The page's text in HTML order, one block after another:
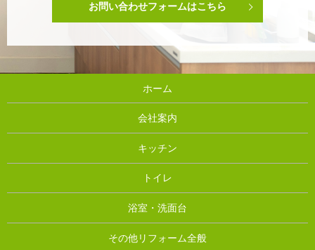
お問い合わせフォームはこちら
ホーム
会社案内
キッチン
トイレ
浴室・洗面台
その他リフォーム全般